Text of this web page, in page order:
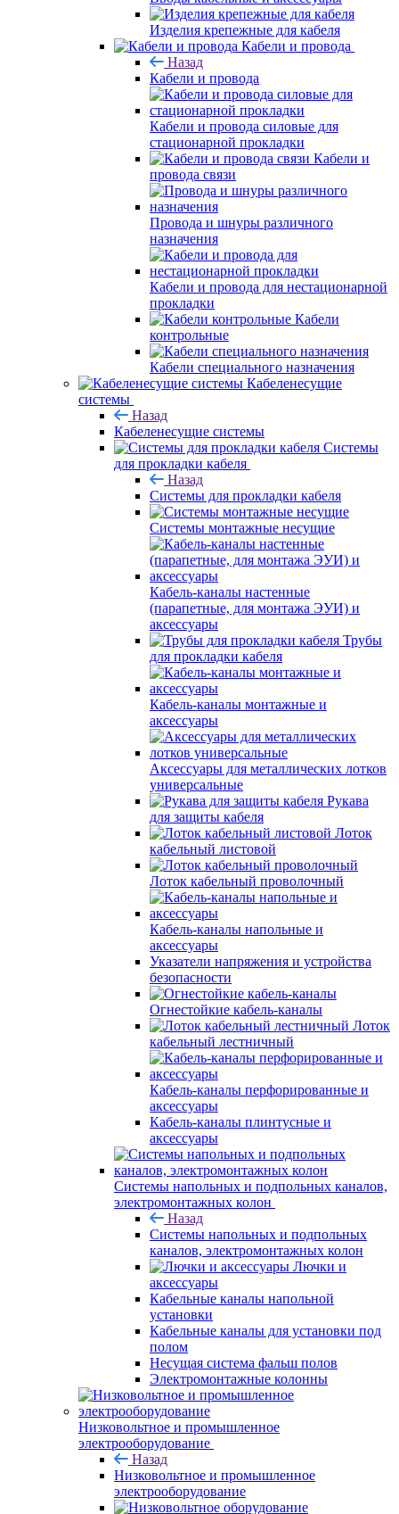
Изделия крепежные для кабеля
Кабели и провода
Назад
Кабели и провода
Кабели и провода силовые для
стационарной прокладки
Кабели и
провода связи
Провода и шнуры различного
назначения
Кабели и провода для нестационарной
прокладки
Кабели
контрольные
Кабели специального назначения
Кабеленесущие
системы
Назад
Кабеленесущие системы
Системы
для прокладки кабеля
Назад
Системы для прокладки кабеля
Системы монтажные несущие
Кабель-каналы настенные
(парапетные, для монтажа ЭУИ) и
аксессуары
Трубы
для прокладки кабеля
Кабель-каналы монтажные и
аксессуары
Аксессуары для металлических лотков
универсальные
Рукава
для защиты кабеля
Лоток
кабельный листовой
Лоток кабельный проволочный
Кабель-каналы напольные и
аксессуары
Указатели напряжения и устройства
безопасности
Огнестойкие кабель-каналы
Лоток
кабельный лестничный
Кабель-каналы перфорированные и
аксессуары
Кабель-каналы плинтусные и
аксессуары
Системы напольных и подпольных каналов,
электромонтажных колон
Назад
Системы напольных и подпольных
каналов, электромонтажных колон
Лючки и
аксессуары
Кабельные каналы напольной
установки
Кабельные каналы для установки под
полом
Несущая система фальш полов
Электромонтажные колонны
Низковольтное и промышленное
электрооборудование
Назад
Низковольтное и промышленное
электрооборудование